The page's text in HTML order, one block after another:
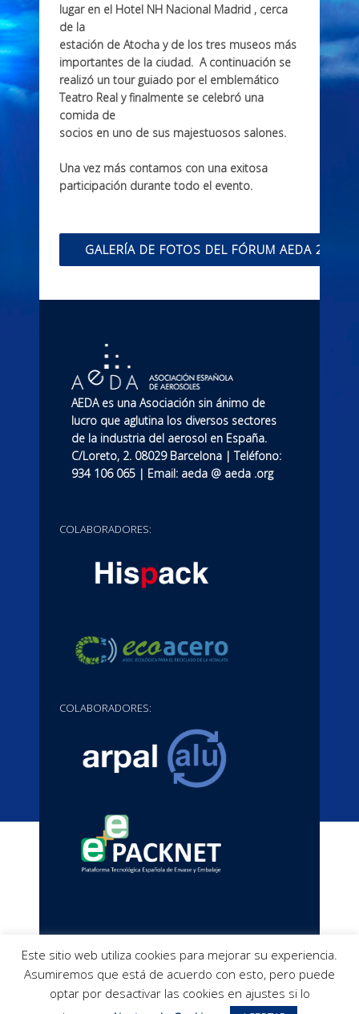
lugar en el Hotel NH Nacional Madrid , cerca
de la
estación de Atocha y de los tres museos más
importantes de la ciudad. A continuación se
realizó un tour guiado por el emblemático
Teatro Real y finalmente se celebró una
comida de
socios en uno de sus majestuosos salones.
Una vez más contamos con una exitosa
participación durante todo el evento.
GALERÍA DE FOTOS DEL FÓRUM AEDA 2018
AEDA es una Asociación sin ánimo de
lucro que aglutina los diversos sectores
de la industria del aerosol en España.
C/Loreto, 2. 08029 Barcelona | Teléfono:
934 106 065 | Email: aeda @ aeda .org
COLABORADORES:
COLABORADORES:
Privacidad - Política de cookies |
Este sitio web utiliza cookies para mejorar su experiencia.
Asumiremos que está de acuerdo con esto, pero puede
optar por desactivar las cookies en ajustes si lo